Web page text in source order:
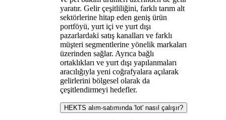
yaratır. Gelir çeşitliliğini, farklı tarım alt
sektörlerine hitap eden geniş ürün
portföyü, yurt içi ve yurt dışı
pazarlardaki satış kanalları ve farklı
müşteri segmentlerine yönelik markaları
üzerinden sağlar. Ayrıca bağlı
ortaklıkları ve yurt dışı yapılanmaları
aracılığıyla yeni coğrafyalara açılarak
gelirlerini bölgesel olarak da
çeşitlendirmeyi hedefler.
HEKTS alım-satımında 'lot' nasıl çalışır?